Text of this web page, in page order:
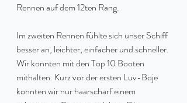
Rennen auf dem 12ten Rang.
Im zweiten Rennen fühlte sich unser Schiff
besser an, leichter, einfacher und schneller.
Wir konnten mit den Top 10 Booten
mithalten. Kurz vor der ersten Luv-Boje
konnten wir nur haarscharf einem